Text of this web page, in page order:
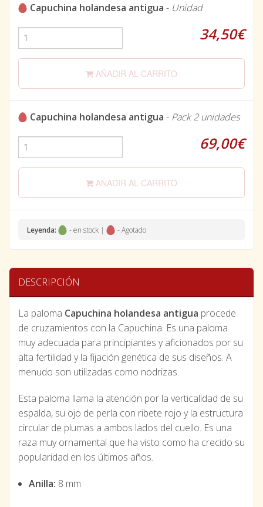
Capuchina holandesa antigua - Unidad
34,50€
AÑADIR AL CARRITO
Capuchina holandesa antigua - Pack 2 unidades
69,00€
AÑADIR AL CARRITO
Leyenda: - en stock | - Agotado
DESCRIPCIÓN
La paloma Capuchina holandesa antigua procede
de cruzamientos con la Capuchina. Es una paloma
muy adecuada para principiantes y aficionados por su
alta fertilidad y la fijación genética de sus diseños. A
menudo son utilizadas como nodrizas.
Esta paloma llama la atención por la verticalidad de su
espalda, su ojo de perla con ribete rojo y la estructura
circular de plumas a ambos lados del cuello. Es una
raza muy ornamental que ha visto como ha crecido su
popularidad en los últimos años.
Anilla: 8 mm